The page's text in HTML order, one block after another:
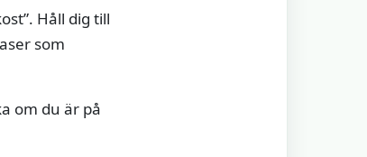
Håll dig till
som
om du är på